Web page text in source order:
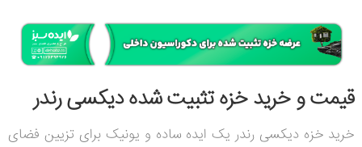
قیمت و خرید خزه تثبیت شده دیکسی رندر
خرید خزه دیکسی رندر یک ایده ساده و یونیک برای تزیین فضای